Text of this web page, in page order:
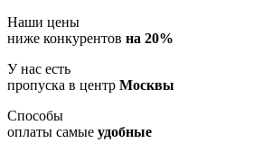
Наши цены
ниже конкурентов на 20%
У нас есть
пропуска в центр Москвы
Способы
оплаты самые удобные